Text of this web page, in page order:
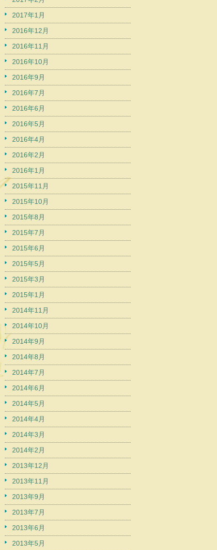
2017年1月
2016年12月
2016年11月
2016年10月
2016年9月
2016年7月
2016年6月
2016年5月
2016年4月
2016年2月
2016年1月
2015年11月
2015年10月
2015年8月
2015年7月
2015年6月
2015年5月
2015年3月
2015年1月
2014年11月
2014年10月
2014年9月
2014年8月
2014年7月
2014年6月
2014年5月
2014年4月
2014年3月
2014年2月
2013年12月
2013年11月
2013年9月
2013年7月
2013年6月
2013年5月